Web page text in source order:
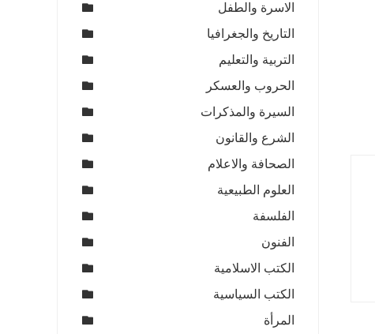
الاسرة والطفل
التاريخ والجغرافيا
التربية والتعليم
الحروب والعسكر
السيرة والمذكرات
الشرع والقانون
الصحافة والاعلام
العلوم الطبيعية
الفلسفة
الفنون
الكتب الاسلامية
الكتب السياسية
المرأة